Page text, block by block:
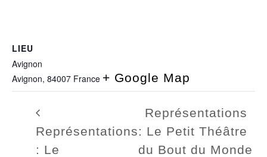
LIEU
Avignon
Avignon, 84007 France + Google Map
Représentations
: Le
Représentations
: Le Petit Théâtre
du Bout du Monde